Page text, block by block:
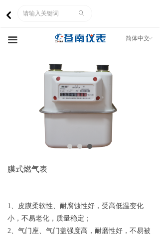
ꄙ
끀
网站首页
ꀅ
简体中文
낒
膜式燃气表
1、皮膜柔软性、耐腐蚀性好，受高低温变化
小，不易老化，质量稳定；
2、气门座、气门盖强度高，耐磨性好，不易被